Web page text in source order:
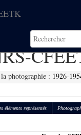
photographie : 1926-
éléments représentés